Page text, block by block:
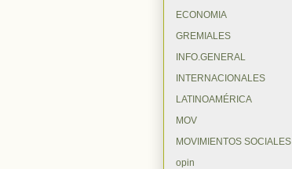
ECONOMIA
GREMIALES
INFO.GENERAL
INTERNACIONALES
LATINOAMÉRICA
MOV
MOVIMIENTOS SOCIALES
opin